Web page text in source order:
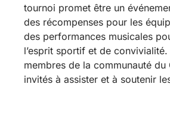
tournoi promet être un
des récompenses pour les
des performances musicales
l’esprit sportif et de convivialité.
membres de la communauté du
invités à assister et à soutenir